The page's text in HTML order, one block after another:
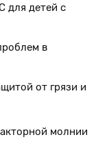
для детей с
в
от грязи и
молнии